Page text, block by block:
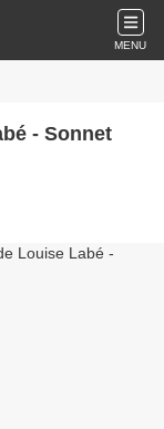
MENU
- Sonnet